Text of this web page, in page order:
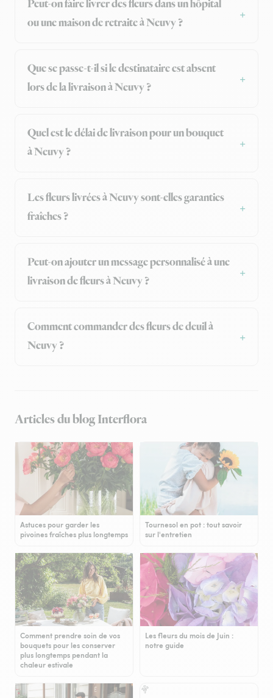
Peut-on faire livrer des fleurs dans un hôpital
ou une maison de retraite à Neuvy ?
Que se passe-t-il si le destinataire est absent
lors de la livraison à Neuvy ?
Quel est le délai de livraison pour un bouquet
à Neuvy ?
Les fleurs livrées à Neuvy sont-elles garanties
fraîches ?
Peut-on ajouter un message personnalisé à une
livraison de fleurs à Neuvy ?
Comment commander des fleurs de deuil à
Neuvy ?
Articles du blog Interflora
Astuces pour garder les
pivoines fraîches plus longtemps
Tournesol en pot : tout savoir
sur l'entretien
Comment prendre soin de vos
bouquets pour les conserver
plus longtemps pendant la
chaleur estivale
Les fleurs du mois de Juin :
notre guide